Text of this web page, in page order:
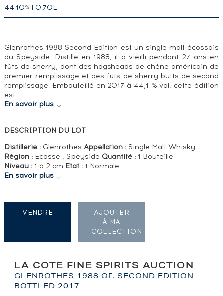
44.10% | 0.70L
Glenrothes 1988 Second Edition est un single malt écossais
du Speyside. Distillé en 1988, il a vieilli pendant 27 ans en
fûts de sherry, dont des hogsheads de chêne américain de
premier remplissage et des fûts de sherry butts de second
remplissage. Embouteillé en 2017 à 44,1 % vol, cette édition
est…
En savoir plus
DESCRIPTION DU LOT
Distillerie :Glenrothes Appellation :Single Malt Whisky
Région : Ecosse , Speyside Quantité :1 Bouteille
Niveau :1 à 2 cm Etat :1 Normale
En savoir plus
LA COTE FINE SPIRITS AUCTION
GLENROTHES 1988 OF. SECOND EDITION
BOTTLED 2017
VENDRE
AJOUTER
À MA
COLLECTION